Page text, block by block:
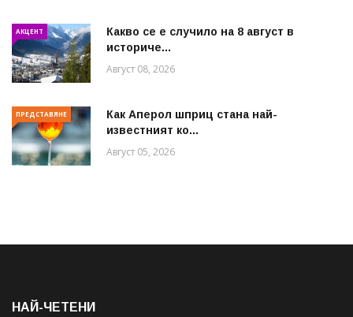
АКЦЕНТ
Какво се е случило на 8 август в
историче...
Август 08, 2026
ПРЕДСТАВЯНЕ
Как Аперол шприц стана най-
известният ко...
Август 05, 2026
НАЙ-ЧЕТЕНИ